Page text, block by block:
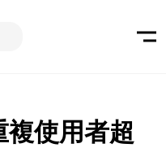
使用者超